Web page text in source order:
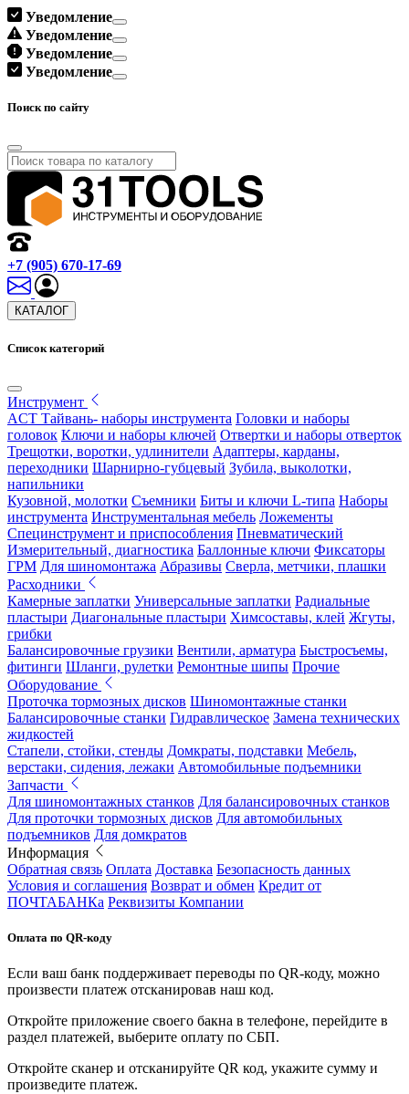
Уведомление
Уведомление
Уведомление
Уведомление
Поиск по сайту
+7 (905) 670-17-69
КАТАЛОГ
Список категорий
Инструмент
ACT Тайвань- наборы инструмента Головки и наборы
головок Ключи и наборы ключей Отвертки и наборы отверток
Трещотки, воротки, удлинители Адаптеры, карданы,
переходники Шарнирно-губцевый Зубила, выколотки,
напильники
Кузовной, молотки Съемники Биты и ключи L-типа Наборы
инструмента Инструментальная мебель Ложементы
Специнструмент и приспособления Пневматический
Измерительный, диагностика Баллонные ключи Фиксаторы
ГРМ Для шиномонтажа Абразивы Сверла, метчики, плашки
Расходники
Камерные заплатки Универсальные заплатки Радиальные
пластыри Диагональные пластыри Химсоставы, клей Жгуты,
грибки
Балансировочные грузики Вентили, арматура Быстросъемы,
фитинги Шланги, рулетки Ремонтные шипы Прочие
Оборудование
Проточка тормозных дисков Шиномонтажные станки
Балансировочные станки Гидравлическое Замена технических
жидкостей
Стапели, стойки, стенды Домкраты, подставки Мебель,
верстаки, сидения, лежаки Автомобильные подъемники
Запчасти
Для шиномонтажных станков Для балансировочных станков
Для проточки тормозных дисков Для автомобильных
подъемников Для домкратов
Информация
Обратная связь Оплата Доставка Безопасность данных
Условия и соглашения Возврат и обмен Кредит от
ПОЧТАБАНКа Реквизиты Компании
Оплата по QR-коду
Если ваш банк поддерживает переводы по QR-коду, можно
произвести платеж отсканировав наш код.
Откройте приложение своего бакна в телефоне, перейдите в
раздел платежей, выберите оплату по СБП.
Откройте сканер и отсканируйте QR код, укажите сумму и
произведите платеж.